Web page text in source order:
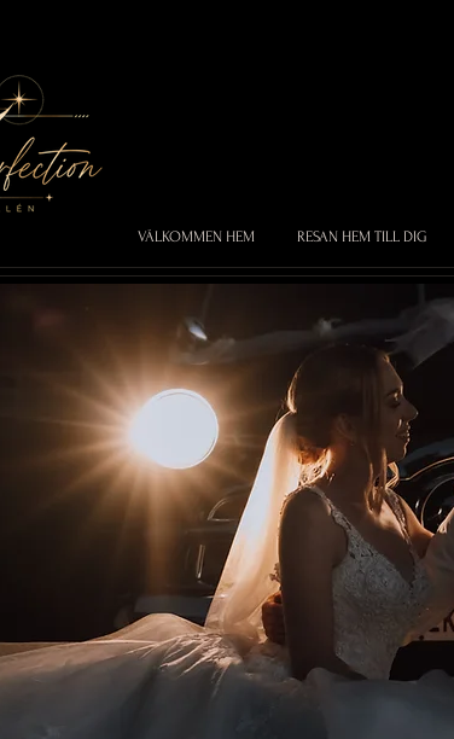
VÄLKOMMEN HEM RESAN HEM TILL DIG